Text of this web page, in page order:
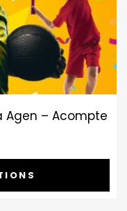
Agen – Acompte